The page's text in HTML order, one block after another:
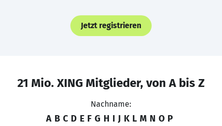
Jetzt registrieren
21 Mio. XING Mitglieder, von A bis Z
Nachname:
A B C D E F G H I J K L M N O P